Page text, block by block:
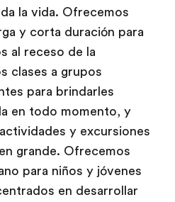
la vida. Ofrecemos
y corta duración para
al receso de la
clases a grupos
para brindarles
en todo momento, y
y excursiones
grande. Ofrecemos
para niños y jóvenes
en desarrollar